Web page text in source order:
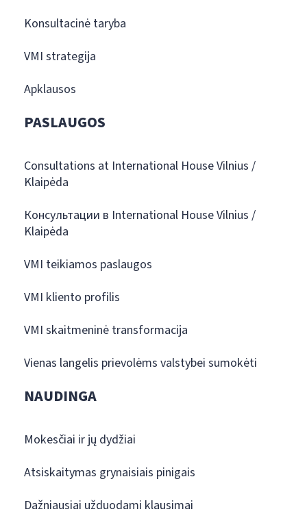
Konsultacinė taryba
VMI strategija
Apklausos
PASLAUGOS
Consultations at International House Vilnius /
Klaipėda
Консультации в International House Vilnius /
Klaipėda
VMI teikiamos paslaugos
VMI kliento profilis
VMI skaitmeninė transformacija
Vienas langelis prievolėms valstybei sumokėti
NAUDINGA
Mokesčiai ir jų dydžiai
Atsiskaitymas grynaisiais pinigais
Dažniausiai užduodami klausimai